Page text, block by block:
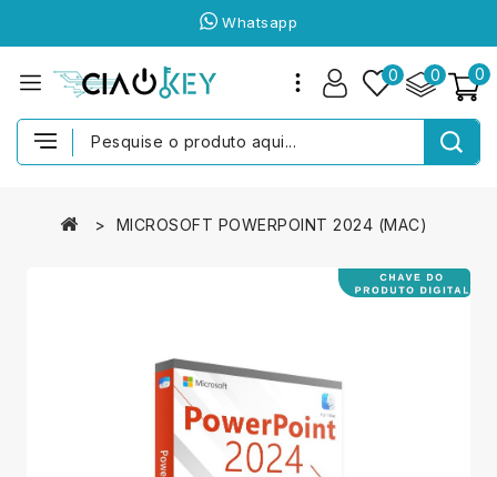
Whatsapp
0
0
0
MICROSOFT POWERPOINT 2024 (MAC)